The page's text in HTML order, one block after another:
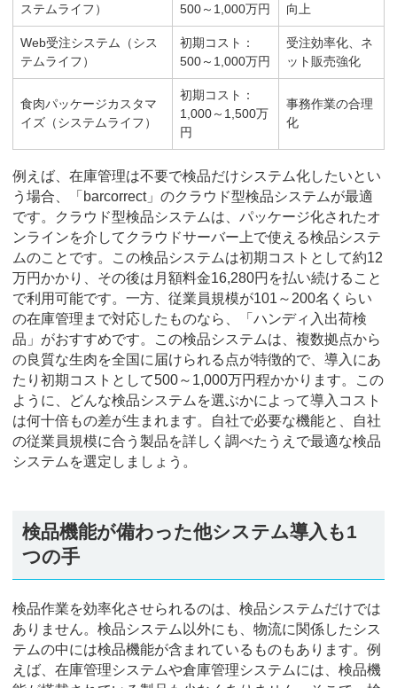
ステムライフ）
500～1,000万円
向上
Web受注システム（シス
テムライフ）
初期コスト：
500～1,000万円
受注効率化、ネ
ット販売強化
食肉パッケージカスタマ
イズ（システムライフ）
初期コスト：
1,000～1,500万
円
事務作業の合理
化
例えば、在庫管理は不要で検品だけシステム化したいとい
う場合、「barcorrect」のクラウド型検品システムが最適
です。クラウド型検品システムは、パッケージ化されたオ
ンラインを介してクラウドサーバー上で使える検品システ
ムのことです。この検品システムは初期コストとして約12
万円かかり、その後は月額料金16,280円を払い続けること
で利用可能です。一方、従業員規模が101～200名くらい
の在庫管理まで対応したものなら、「ハンディ入出荷検
品」がおすすめです。この検品システムは、複数拠点から
の良質な生肉を全国に届けられる点が特徴的で、導入にあ
たり初期コストとして500～1,000万円程かかります。この
ように、どんな検品システムを選ぶかによって導入コスト
は何十倍もの差が生まれます。自社で必要な機能と、自社
の従業員規模に合う製品を詳しく調べたうえで最適な検品
システムを選定しましょう。
検品機能が備わった他システム導入も1
つの手
検品作業を効率化させられるのは、検品システムだけでは
ありません。検品システム以外にも、物流に関係したシス
テムの中には検品機能が含まれているものもあります。例
えば、在庫管理システムや倉庫管理システムには、検品機